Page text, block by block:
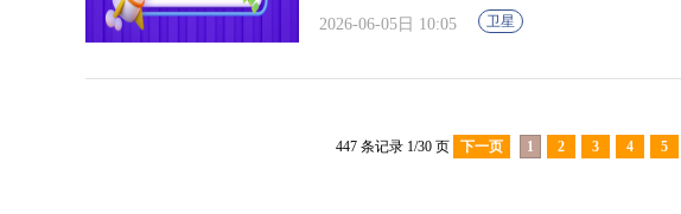
2026-06-05日 10:05 卫星
447 条记录 1/30 页 下一页 1 2 3 4 5